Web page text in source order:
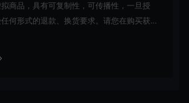
商品，具有可复制性，可传播性，一旦授
何形式的退款、换货要求。请您在购买获取